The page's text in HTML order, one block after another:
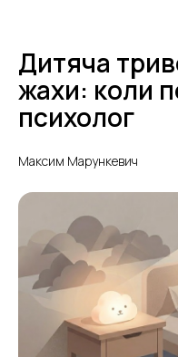
Дитяча
жахи: коли
психолог
Максим Марункевич